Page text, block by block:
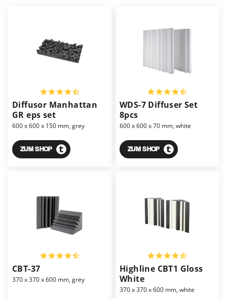
Diffusor Manhattan
GR eps set
600 x 600 x 150 mm, grey
ZUM SHOP
WDS-7 Diffuser Set
8pcs
600 x 600 x 70 mm, white
ZUM SHOP
CBT-37
370 x 370 x 600 mm, grey
Highline CBT1 Gloss
White
370 x 370 x 600 mm, white